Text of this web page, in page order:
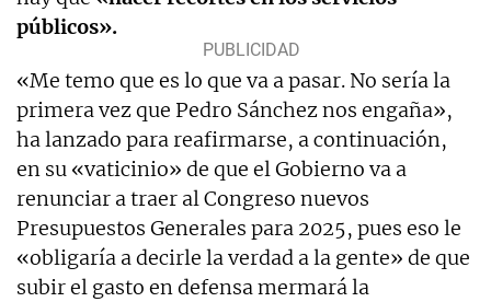
públicos».
«Me temo que es lo que va a pasar. No sería la
primera vez que Pedro Sánchez nos engaña»,
ha lanzado para reafirmarse, a continuación,
en su «vaticinio» de que el Gobierno va a
renunciar a traer al Congreso nuevos
Presupuestos Generales para 2025, pues eso le
«obligaría a decirle la verdad a la gente» de que
subir el gasto en defensa mermará la